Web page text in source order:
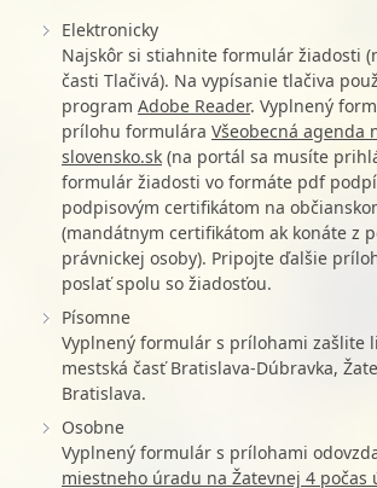
Elektronicky
Najskôr si stiahnite formulár žiadosti
časti Tlačivá). Na vypísanie tlačiva
program Adobe Reader. Vyplnený
prílohu formulára Všeobecná agenda
slovensko.sk (na portál sa musíte
formulár žiadosti vo formáte pdf
podpisovým certifikátom na
(mandátnym certifikátom ak konáte z
právnickej osoby). Pripojte ďalšie
poslať spolu so žiadosťou.
Písomne
Vyplnený formulár s prílohami zašlite
mestská časť Bratislava-Dúbravka,
Bratislava.
Osobne
Vyplnený formulár s prílohami
miestneho úradu na Žatevnej 4 počas